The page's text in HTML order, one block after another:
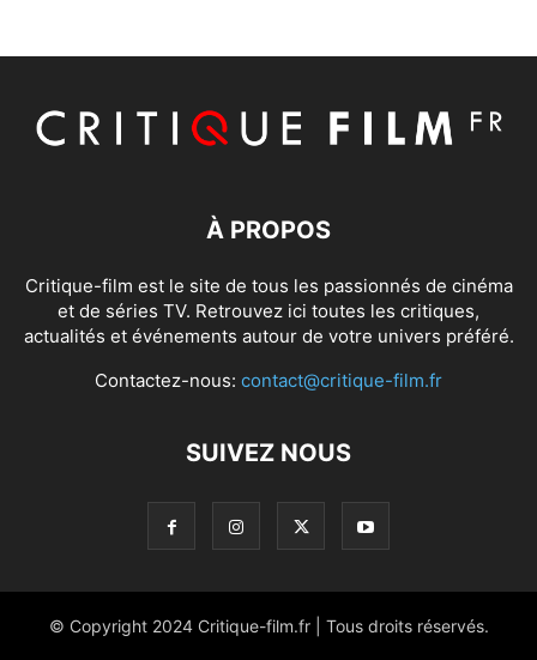
À PROPOS
Critique-film est le site de tous les passionnés de cinéma
et de séries TV. Retrouvez ici toutes les critiques,
actualités et événements autour de votre univers préféré.
Contactez-nous: contact@critique-film.fr
SUIVEZ NOUS
© Copyright 2024 Critique-film.fr | Tous droits réservés.